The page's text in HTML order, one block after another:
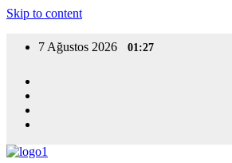
Skip to content
7 Ağustos 2026 01:27